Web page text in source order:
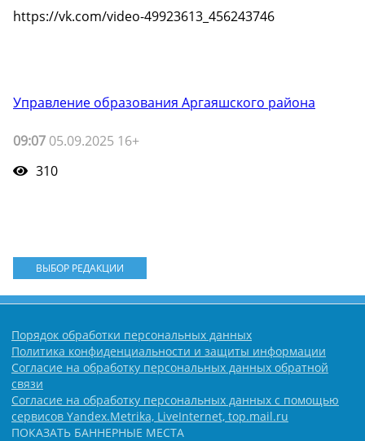
https://vk.com/video-49923613_456243746
Управление образования Аргаяшского района
09:07 05.09.2025 16+
310
ВЫБОР РЕДАКЦИИ
Порядок обработки персональных данных
Политика конфиденциальности и защиты информации
Согласие на обработку персональных данных обратной
связи
Согласие на обработку персональных данных с помощью
сервисов Yandex.Metrika, LiveInternet, top.mail.ru
ПОКАЗАТЬ БАННЕРНЫЕ МЕСТА